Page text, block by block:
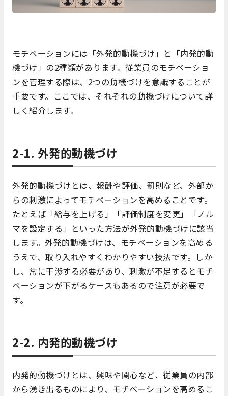
モチベーションには「外発的動機づけ」と「内発的動
機づけ」の2種類があります。従業員のモチベーショ
ンを管理する際は、2つの動機づけを意識することが
重要です。ここでは、それぞれの動機づけについて詳
しく紹介します。
2-1. 外発的動機づけ
外発的動機づけとは、報酬や評価、罰則など、外部か
らの刺激によってモチベーションを高めることです。
たとえば「給与を上げる」「評価制度を変更」「ノル
マを設定する」といった方法が外発的動機づけに該当
します。外発的動機づけは、モチベーションを高める
うえで、取り入れやすくわかりやすい技法です。しか
し、常に干渉する必要があり、刺激が不足するとモチ
ベーションが下がるケースもあるので注意が必要で
す。
2-2. 内発的動機づけ
内発的動機づけとは、興味や関心など、従業員の内部
から湧き出るものにより、モチベーションを高めるこ